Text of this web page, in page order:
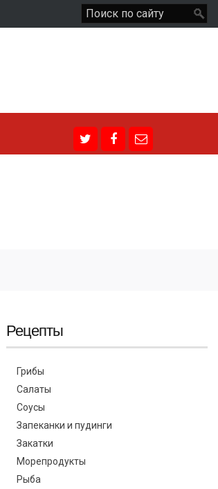
Рецепты
Грибы
Салаты
Соусы
Запеканки и пудинги
Закатки
Морепродукты
Рыба